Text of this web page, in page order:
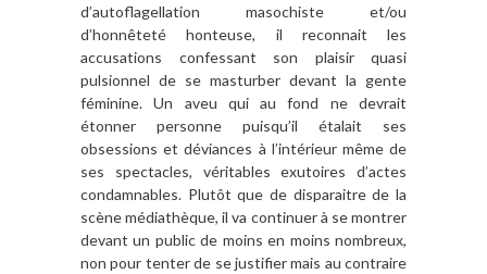
d’autoflagellation masochiste et/ou
d’honnêteté honteuse, il reconnait les
accusations confessant son plaisir quasi
pulsionnel de se masturber devant la gente
féminine. Un aveu qui au fond ne devrait
étonner personne puisqu’il étalait ses
obsessions et déviances à l’intérieur même de
ses spectacles, véritables exutoires d’actes
condamnables. Plutôt que de disparaitre de la
scène médiathèque, il va continuer à se montrer
devant un public de moins en moins nombreux,
non pour tenter de se justifier mais au contraire